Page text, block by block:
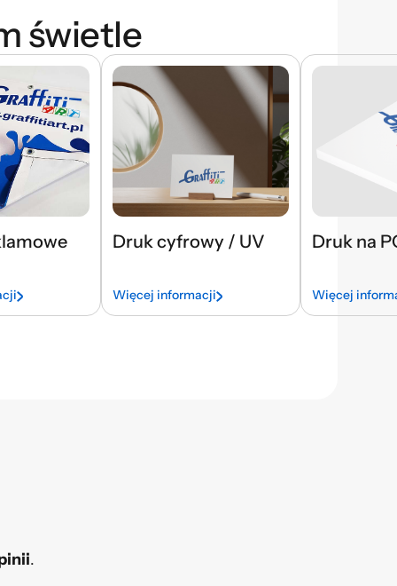
świetle
Druk cyfrowy / UV
Więcej informacji
Druk na
Więcej
.